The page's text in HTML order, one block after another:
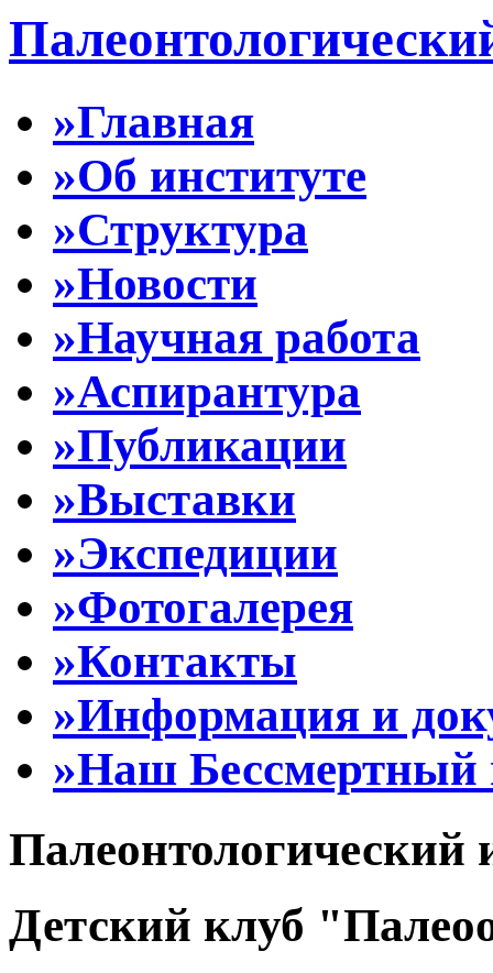
»Главная
»Об институте
»Структура
»Новости
»Научная работа
»Аспирантура
»Публикации
»Выставки
»Экспедиции
»Фотогалерея
»Контакты
»Информация и
»Наш Бессмертный
Палеонтологический
Детский клуб